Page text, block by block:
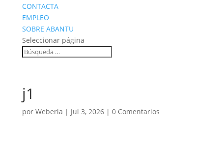
CONTACTA
EMPLEO
SOBRE ABANTU
Seleccionar página
j1
por Weberia | Jul 3, 2026| 0 Comentarios